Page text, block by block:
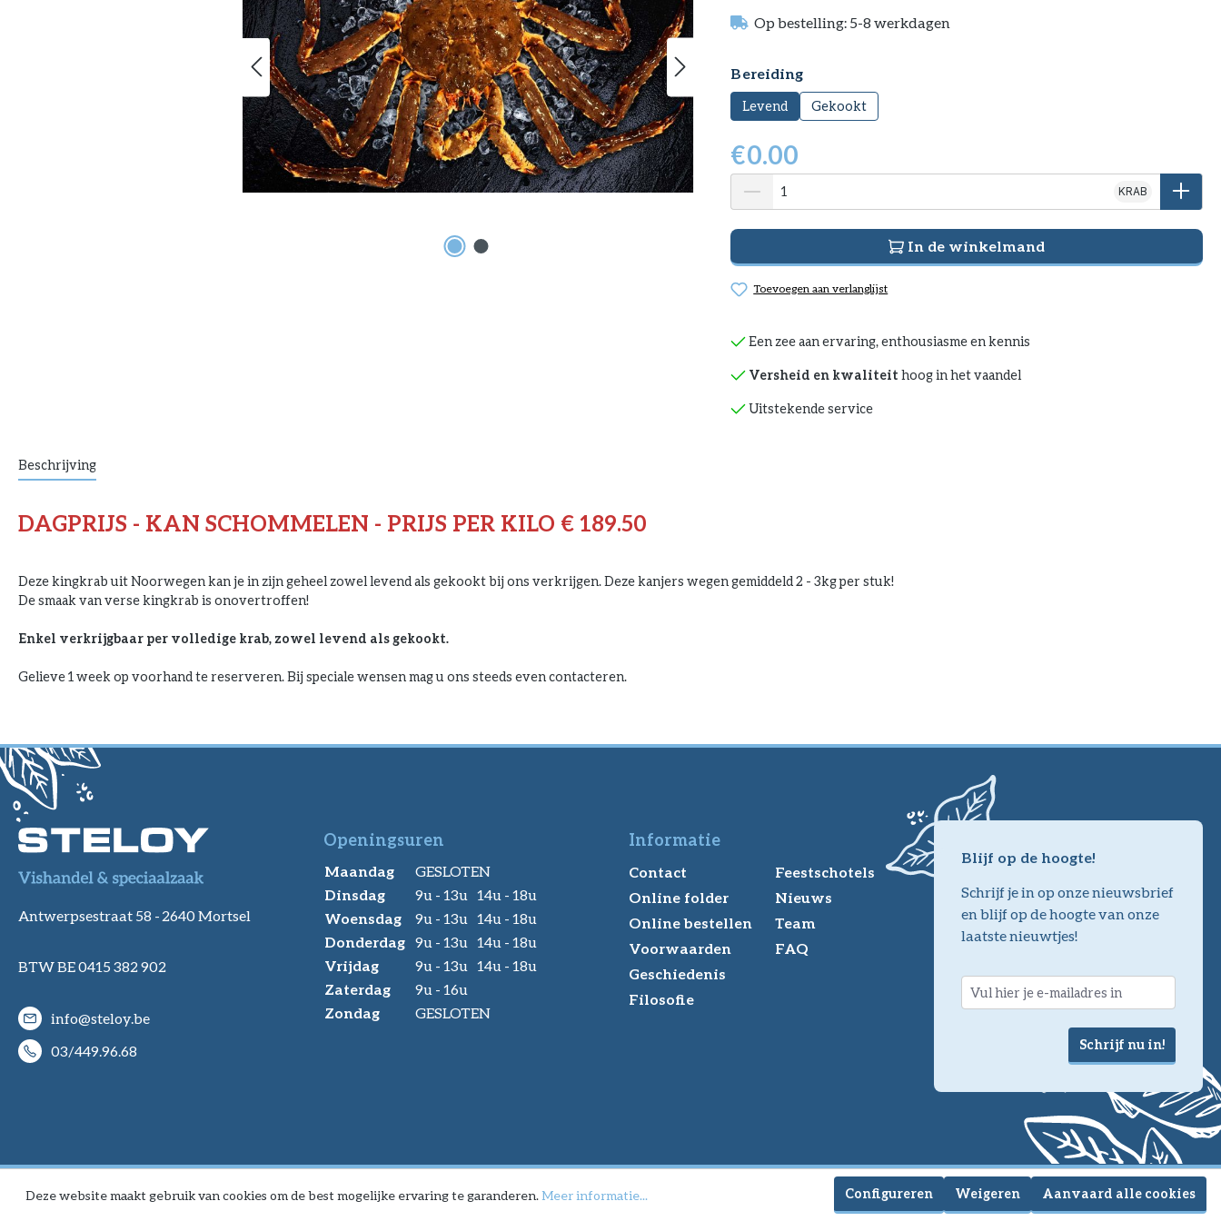
Op bestelling: 5-8 werkdagen
Selecteer
Bereiding
Levend Gekookt
€0.00
KRAB
In de winkelmand
Toevoegen aan verlanglijst
Een zee aan ervaring, enthousiasme en kennis
Versheid en kwaliteit hoog in het vaandel
Uitstekende service
Beschrijving
DAGPRIJS - KAN SCHOMMELEN - PRIJS PER KILO € 189.50
Deze kingkrab uit Noorwegen kan je in zijn geheel zowel levend als gekookt bij ons verkrijgen. Deze kanjers wegen gemiddeld 2 - 3kg per stuk!
De smaak van verse kingkrab is onovertroffen!
Enkel verkrijgbaar per volledige krab, zowel levend als gekookt.
Gelieve 1 week op voorhand te reserveren. Bij speciale wensen mag u ons steeds even contacteren.
Antwerpsestraat 58 - 2640 Mortsel
BTW BE 0415 382 902
info@steloy.be
03/449.96.68
Openingsuren
Maandag
GESLOTEN
Dinsdag
9u - 13u 14u - 18u
Woensdag
9u - 13u 14u - 18u
Donderdag 9u - 13u 14u - 18u
Vrijdag
9u - 13u 14u - 18u
Zaterdag
9u - 16u
Zondag
GESLOTEN
Informatie
Contact
Online folder
Online bestellen
Voorwaarden
Geschiedenis
Filosofie
Feestschotels
Nieuws
Team
FAQ
Blijf op de hoogte!
Schrijf je in op onze nieuwsbrief
en blijf op de hoogte van onze
laatste nieuwtjes!
Schrijf nu in!
Deze website maakt gebruik van cookies om de best mogelijke ervaring te garanderen.Meer informatie... Weigeren
Configureren Aanvaard alle cookies